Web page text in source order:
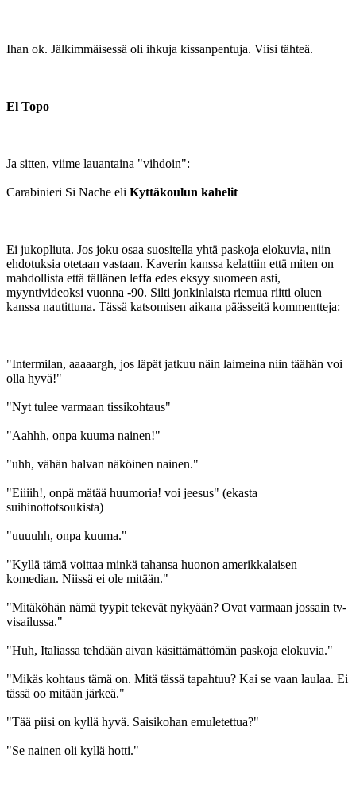
Ihan ok. Jälkimmäisessä oli ihkuja kissanpentuja. Viisi tähteä.
El Topo
Ja sitten, viime lauantaina "vihdoin":
Carabinieri Si Nache eli Kyttäkoulun kahelit
Ei jukopliuta. Jos joku osaa suositella yhtä paskoja elokuvia, niin
ehdotuksia otetaan vastaan. Kaverin kanssa kelattiin että miten on
mahdollista että tällänen leffa edes eksyy suomeen asti,
myyntivideoksi vuonna ‑90. Silti jonkinlaista riemua riitti oluen
kanssa nautittuna. Tässä katsomisen aikana päässeitä kommentteja:
"Intermilan, aaaaargh, jos läpät jatkuu näin laimeina niin täähän voi
olla hyvä!"
"Nyt tulee varmaan tissikohtaus"
"Aahhh, onpa kuuma nainen!"
"uhh, vähän halvan näköinen nainen."
"Eiiiih!, onpä mätää huumoria! voi jeesus" (ekasta
suihinottotsoukista)
"uuuuhh, onpa kuuma."
"Kyllä tämä voittaa minkä tahansa huonon amerikkalaisen
komedian. Niissä ei ole mitään."
"Mitäköhän nämä tyypit tekevät nykyään? Ovat varmaan jossain tv-
visailussa."
"Huh, Italiassa tehdään aivan käsittämättömän paskoja elokuvia."
"Mikäs kohtaus tämä on. Mitä tässä tapahtuu? Kai se vaan laulaa. Ei
tässä oo mitään järkeä."
"Tää piisi on kyllä hyvä. Saisikohan emuletettua?"
"Se nainen oli kyllä hotti."